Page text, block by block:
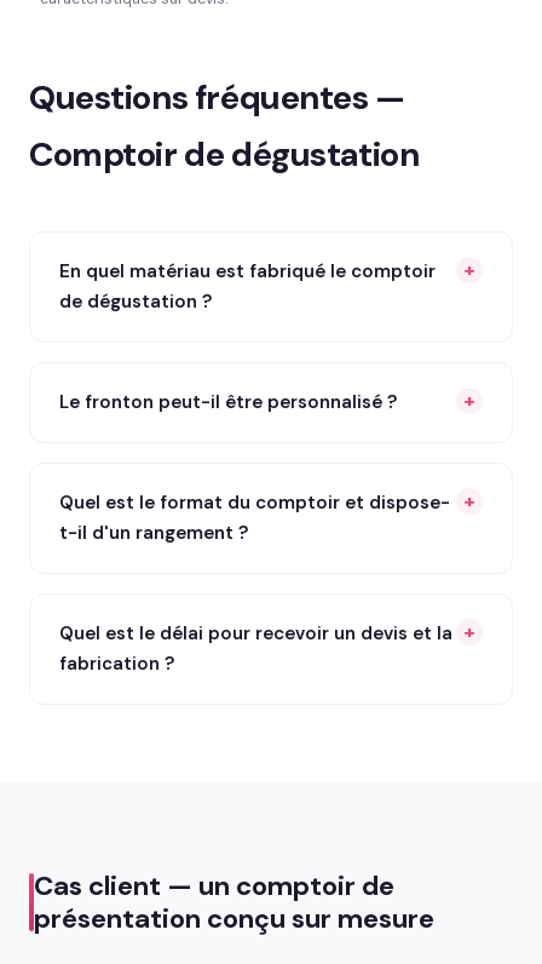
Questions fréquentes —
Comptoir de dégustation
En quel matériau est fabriqué le comptoir
de dégustation ?
Le fronton peut-il être personnalisé ?
Quel est le format du comptoir et dispose-
t-il d'un rangement ?
Quel est le délai pour recevoir un devis et la
fabrication ?
Cas client — un comptoir de
présentation conçu sur mesure